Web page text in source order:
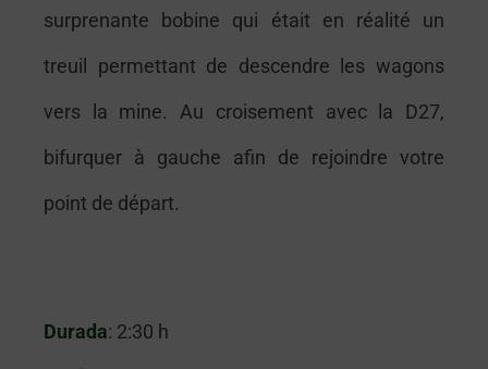
surprenante bobine qui était en réalité un
treuil permettant de descendre les wagons
vers la mine. Au croisement avec la D27,
bifurquer à gauche afin de rejoindre votre
point de départ.
Durada: 2:30 h